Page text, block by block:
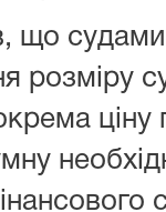
судами
розміру